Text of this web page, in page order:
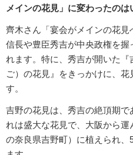
メインの花見」に変わったのは
齊木さん「宴会がメインの花
信長や豊臣秀吉が中央政権を
れます。特に、秀吉が開いた
ご）の花見』をきっかけに、
す。
吉野の花見は、秀吉の絶頂期
れは盛大な花見で、大阪から
の奈良県吉野町）に植えられ